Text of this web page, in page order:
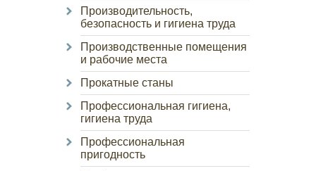
Производительность,
безопасность и гигиена труда
Производственные помещения
и рабочие места
Прокатные станы
Профессиональная гигиена,
гигиена труда
Профессиональная
пригодность